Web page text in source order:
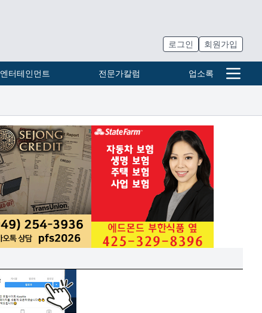
로그인 회원가입
엔터테인먼트 전문가칼럼 업소록